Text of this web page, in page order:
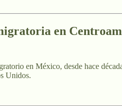
en
en México, desde hace
Unidos.